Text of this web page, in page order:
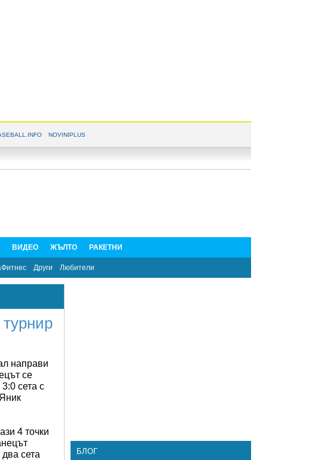
NOVINIPLUS
ВИДЕО ЖЪЛТО РАКЕТНИ
Други Любители
направи
се
сета с
4 точки
сета
БЛОГ